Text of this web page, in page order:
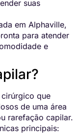
suas
em Alphaville,
para atender
e
que
de uma área
rarefação capilar.
principais: